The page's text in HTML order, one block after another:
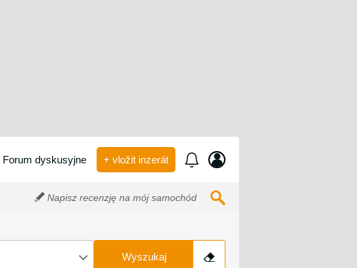
Forum dyskusyjne + vložit inzerát
Napisz recenzję na mój samochód
Wyszukaj